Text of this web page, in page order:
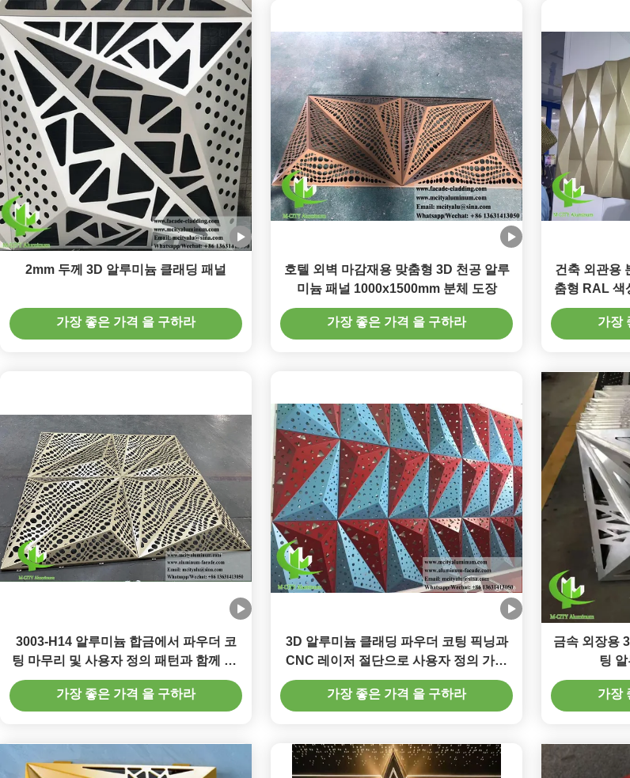
2mm 두께 3D 알루미늄 클래딩 패널
가장 좋은 가격 을 구하라
호텔 외벽 마감재용 맞춤형 3D 천공 알루
미늄 패널 1000x1500mm 분체 도장
가장 좋은 가격 을 구하라
건축 외관용
춤형 RAL 색
가장
3003-H14 알루미늄 합금에서 파우더 코
팅 마무리 및 사용자 정의 패턴과 함께 3D
알루미늄 클래싱
가장 좋은 가격 을 구하라
3D 알루미늄 클래딩 파우더 코팅 픽닝과
CNC 레이저 절단으로 사용자 정의 가능
한 RAL 색상
가장 좋은 가격 을 구하라
금속 외장용
팅
가장